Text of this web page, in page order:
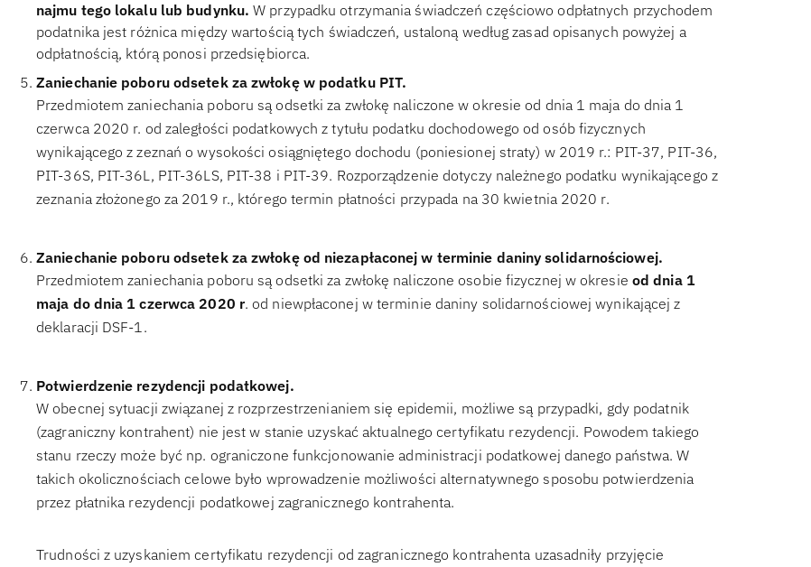
najmu tego lokalu lub budynku. W przypadku otrzymania świadczeń częściowo odpłatnych przychodem
podatnika jest różnica między wartością tych świadczeń, ustaloną według zasad opisanych powyżej a
odpłatnością, którą ponosi przedsiębiorca.
Zaniechanie poboru odsetek za zwłokę w podatku PIT.
Przedmiotem zaniechania poboru są odsetki za zwłokę naliczone w okresie od dnia 1 maja do dnia 1
czerwca 2020 r. od zaległości podatkowych z tytułu podatku dochodowego od osób fizycznych
wynikającego z zeznań o wysokości osiągniętego dochodu (poniesionej straty) w 2019 r.: PIT-37, PIT-36,
PIT-36S, PIT-36L, PIT-36LS, PIT-38 i PIT-39. Rozporządzenie dotyczy należnego podatku wynikającego z
zeznania złożonego za 2019 r., którego termin płatności przypada na 30 kwietnia 2020 r.
Zaniechanie poboru odsetek za zwłokę od niezapłaconej w terminie daniny solidarnościowej.
Przedmiotem zaniechania poboru są odsetki za zwłokę naliczone osobie fizycznej w okresie od dnia 1
maja do dnia 1 czerwca 2020 r. od niewpłaconej w terminie daniny solidarnościowej wynikającej z
deklaracji DSF-1.
Potwierdzenie rezydencji podatkowej.
W obecnej sytuacji związanej z rozprzestrzenianiem się epidemii, możliwe są przypadki, gdy podatnik
(zagraniczny kontrahent) nie jest w stanie uzyskać aktualnego certyfikatu rezydencji. Powodem takiego
stanu rzeczy może być np. ograniczone funkcjonowanie administracji podatkowej danego państwa. W
takich okolicznościach celowe było wprowadzenie możliwości alternatywnego sposobu potwierdzenia
przez płatnika rezydencji podatkowej zagranicznego kontrahenta.
Trudności z uzyskaniem certyfikatu rezydencji od zagranicznego kontrahenta uzasadniły przyjęcie